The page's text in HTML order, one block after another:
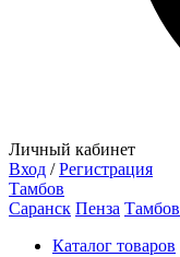
Личный кабинет
Вход / Регистрация
Тамбов
Саранск Пенза Тамбов
Каталог товаров